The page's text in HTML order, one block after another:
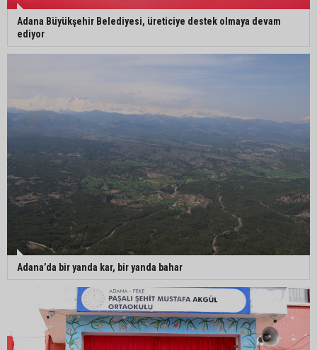
Adana Büyükşehir Belediyesi, üreticiye destek olmaya devam
ediyor
Adana’da bir yanda kar, bir yanda bahar